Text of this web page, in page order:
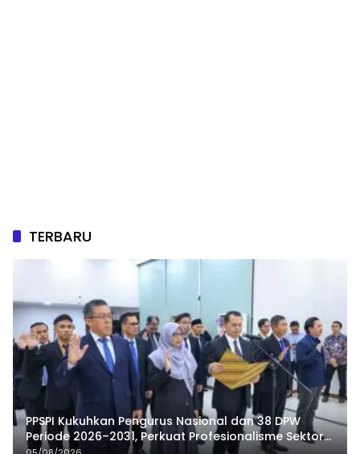
TERBARU
PPSPI Kukuhkan Pengurus Nasional dan 38 DPW
Periode 2026–2031, Perkuat Profesionalisme Sektor